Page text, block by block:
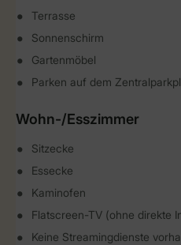
Terrasse
Sonnenschirm
Gartenmöbel
Parken auf dem
Wohn-/Esszimmer
Sitzecke
Essecke
Kaminofen
Flatscreen-TV (ohne direkte
Keine Streamingdienste